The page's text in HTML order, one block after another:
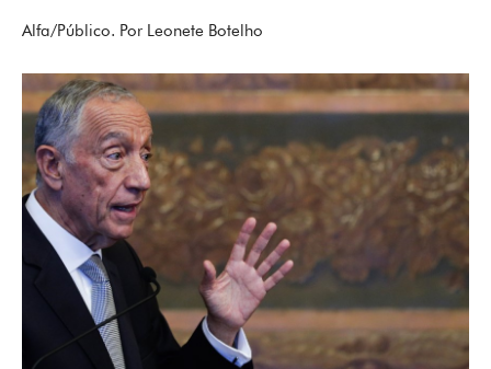
Alfa/Público. Por Leonete Botelho